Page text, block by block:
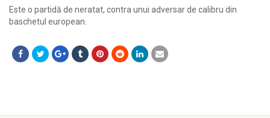
Este o partidă de neratat, contra unui adversar de calibru din
baschetul european.